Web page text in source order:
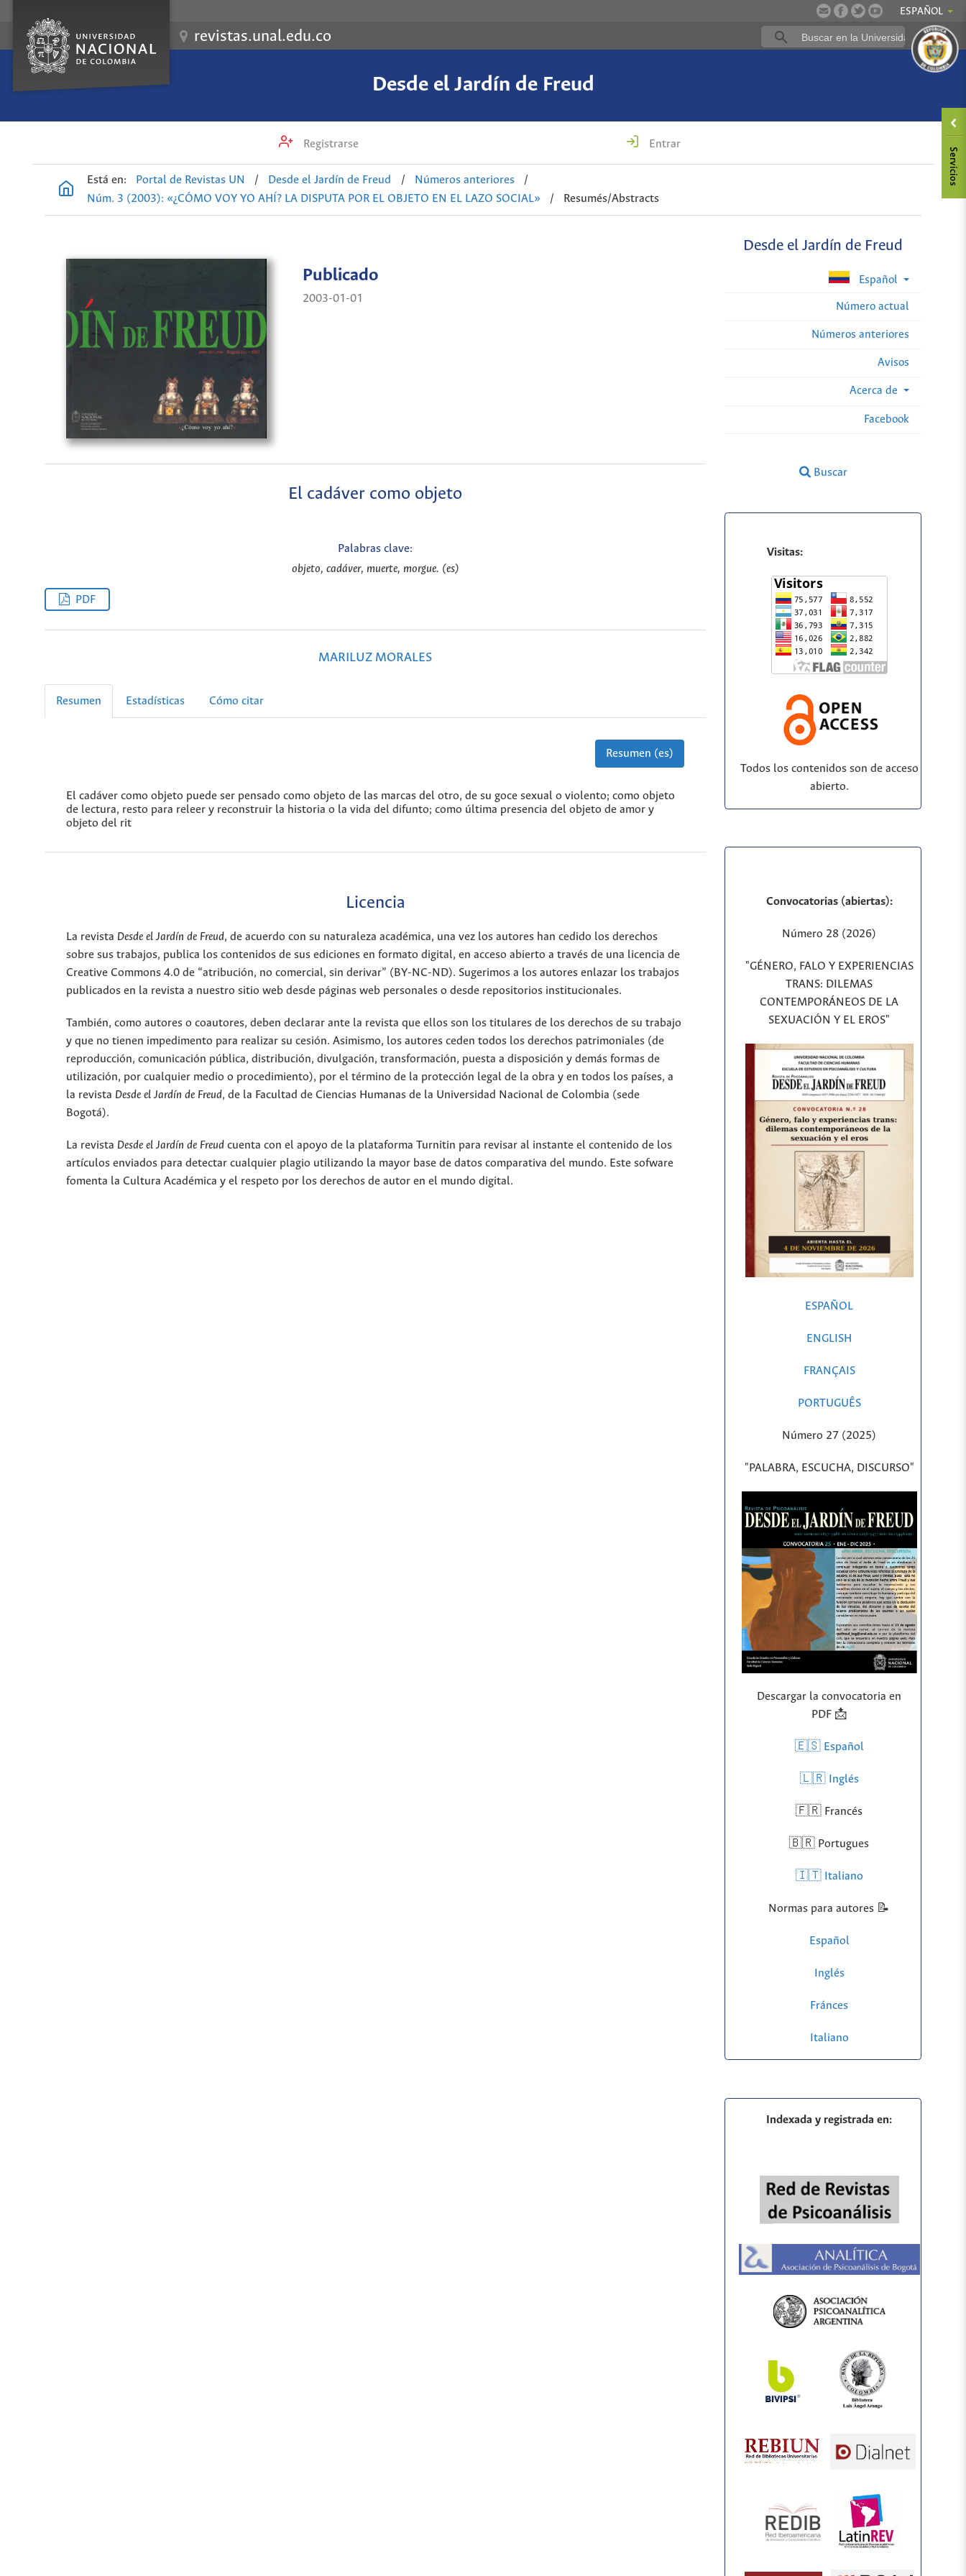
ESPAÑOL
revistas.unal.edu.co
Desde el Jardín de Freud
Registrarse Entrar
Está en: Portal de Revistas UN / Desde el Jardín de Freud / Números anteriores
/
Núm. 3 (2003): «¿CÓMO VOY YO AHÍ? LA DISPUTA POR EL OBJETO EN EL LAZO SOCIAL»
/ Resumés/Abstracts
Desde el Jardín de Freud
Español
Número actual
Números anteriores
Avisos
Acerca de
Facebook
Buscar
Publicado
2003-01-01
El cadáver como objeto
Palabras clave:
objeto, cadáver, muerte, morgue. (es)
PDF
MARILUZ MORALES
Resumen Estadísticas Cómo citar
Resumen (es)
El cadáver como objeto puede ser pensado como objeto de las marcas del otro, de su goce sexual o violento; como objeto
de lectura, resto para releer y reconstruir la historia o la vida del difunto; como última presencia del objeto de amor y
objeto del rit
Licencia
La revista Desde el Jardín de Freud, de acuerdo con su naturaleza académica, una vez los autores han cedido los derechos
sobre sus trabajos, publica los contenidos de sus ediciones en formato digital, en acceso abierto a través de una licencia de
Creative Commons 4.0 de “atribución, no comercial, sin derivar” (BY-NC-ND). Sugerimos a los autores enlazar los trabajos
publicados en la revista a nuestro sitio web desde páginas web personales o desde repositorios institucionales.
También, como autores o coautores, deben declarar ante la revista que ellos son los titulares de los derechos de su trabajo
y que no tienen impedimento para realizar su cesión. Asimismo, los autores ceden todos los derechos patrimoniales (de
reproducción, comunicación pública, distribución, divulgación, transformación, puesta a disposición y demás formas de
utilización, por cualquier medio o procedimiento), por el término de la protección legal de la obra y en todos los países, a
la revista Desde el Jardín de Freud, de la Facultad de Ciencias Humanas de la Universidad Nacional de Colombia (sede
Bogotá).
La revista Desde el Jardín de Freud cuenta con el apoyo de la plataforma Turnitin para revisar al instante el contenido de los
artículos enviados para detectar cualquier plagio utilizando la mayor base de datos comparativa del mundo. Este sofware
fomenta la Cultura Académica y el respeto por los derechos de autor en el mundo digital.
Visitas:
Todos los contenidos son de acceso
abierto.
Convocatorias (abiertas):
Número 28 (2026)
"GÉNERO, FALO Y EXPERIENCIAS
TRANS: DILEMAS
CONTEMPORÁNEOS DE LA
SEXUACIÓN Y EL EROS"
ESPAÑOL
ENGLISH
FRANÇAIS
PORTUGUÊS
Número 27 (2025)
"PALABRA, ESCUCHA, DISCURSO"
Descargar la convocatoria en
PDF 📩
🇪🇸 Español
🇱🇷Inglés
🇫🇷 Francés
🇧🇷 Portugues
🇮🇹 Italiano
Normas para autores 📝
Español
Inglés
Fránces
Italiano
Indexada y registrada en: